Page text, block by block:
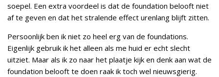
soepel. Een extra voordeel is dat de foundation belooft niet
af te geven en dat het stralende effect urenlang blijft zitten.
Persoonlijk ben ik niet zo heel erg van de foundations.
Eigenlijk gebruik ik het alleen als me huid er echt slecht
uitziet. Maar als ik zo naar het plaatje kijk en denk aan wat de
foundation belooft te doen raak ik toch wel nieuwsgierig.